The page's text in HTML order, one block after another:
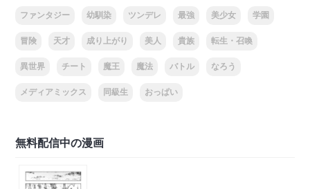
ファンタジー 幼馴染 ツンデレ 最強 美少女 学園
冒険 天才 成り上がり 美人 貴族 転生・召喚
異世界 チート 魔王 魔法 バトル なろう
メディアミックス 同級生 おっぱい
無料配信中の漫画